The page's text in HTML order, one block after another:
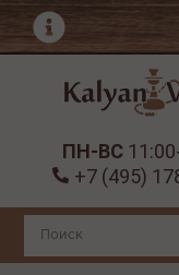
ПН-ВС
+7 (495)